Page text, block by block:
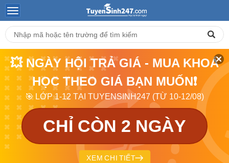
💥 NGÀY HỘI TRẢ GIÁ - MUA KHOÁ
HỌC THEO GIÁ BẠN MUỐN❗
🎯 LỚP 1-12 TẠI TUYENSINH247 (TỪ 10-12/08)
CHỈ CÒN 2 NGÀY
XEM CHI TIẾT